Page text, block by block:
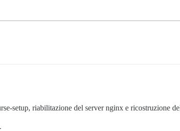
setup, riabilitazione del server nginx e ricostruzione
.